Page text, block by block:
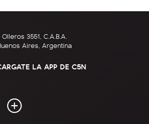
Olleros 3551, C.A.B.A.
Aires, Argentina
LA APP DE C5N